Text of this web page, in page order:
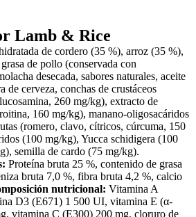
Lamb & Rice
de cordero (35 %), arroz (35 %),
de pollo (conservada con
desecada, sabores naturales, aceite
de cerveza, conchas de crustáceos
260 mg/kg), extracto de
160 mg/kg), manano-oligosacáridos
(romero, clavo, cítricos, cúrcuma, 150
(100 mg/kg), Yucca schidigera (100
semilla de cardo (75 mg/kg).
Proteína bruta 25 %, contenido de grasa
bruta 7,0 %, fibra bruta 4,2 %, calcio
nutricional: Vitamina A
D3 (E671) 1 500 UI, vitamina E (α-
vitamina C (E300) 200 mg, cloruro de